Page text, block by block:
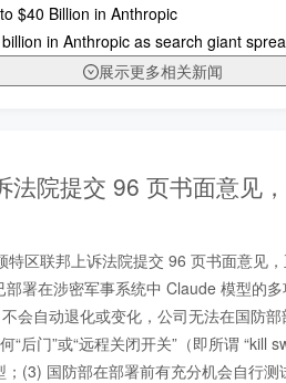
$40 Billion in Anthropic
in Anthropic as search giant
展示更多相关新闻
院提交 96 页书面意见
区联邦上诉法院提交 96 页书面意见
署在涉密军事系统中 Claude 模型的
会自动退化或变化，公司无法在国防
“后门”或“远程关闭开关”（即所谓 “kill
(3) 国防部在部署前有充分机会自行测